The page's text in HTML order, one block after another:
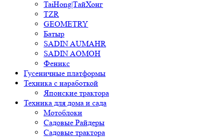
TaiHong|ТайХонг
TZR
GEOMETRY
Батыр
SADIN AUMAHR
SADIN AOMOH
Феникс
Гусеничные платформы
Техника с наработкой
Японские трактора
Техника для дома и сада
Мотоблоки
Садовые Райдеры
Садовые трактора